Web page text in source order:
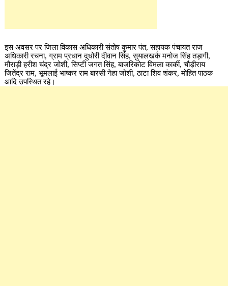
इस अवसर पर जिला विकास अधिकारी संतोष कुमार पंत, सहायक पंचायत राज
अधिकारी रचना, ग्राम प्रधान दुधोरी दीवान सिंह, सुयालखर्क मनोज सिंह तड़ागी,
मौराड़ी हरीश चंद्र जोशी, सिप्टी जगत सिंह, बाजरिकोट विमला कार्की, चौड़ीराय
जितेंद्र राम, भूमलाई भाष्कर राम बारसी नेहा जोशी, ठाटा शिव शंकर, मोहित पाठक
आदि उपस्थित रहे।